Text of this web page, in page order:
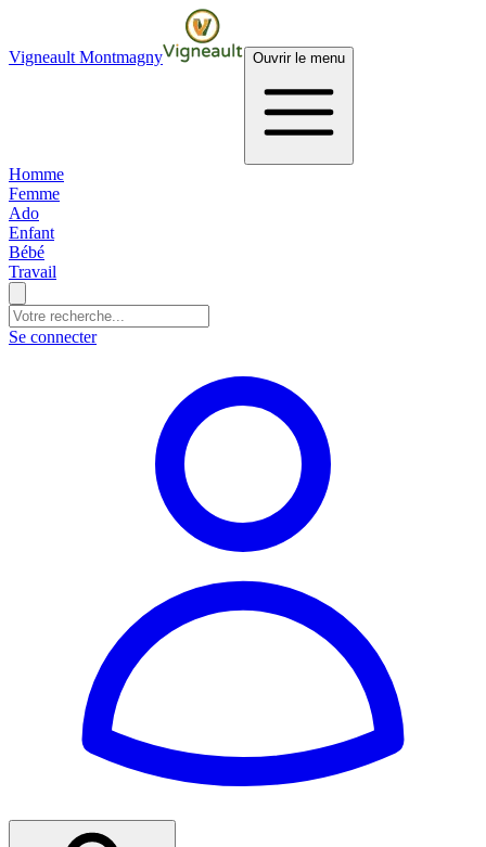
Vigneault Montmagny Ouvrir le menu
Homme
Femme
Ado
Enfant
Bébé
Travail
Se connecter